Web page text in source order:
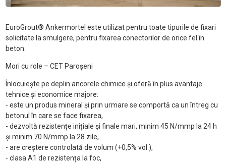
EuroGrout® Ankermortel este utilizat pentru toate tipurile de fixari
solicitate la smulgere, pentru fixarea conectorilor de orice fel în
beton.
Mori cu role – CET Paroșeni
Înlocuiește pe deplin ancorele chimice și oferă în plus avantaje
tehnice și economice majore:
- este un produs mineral și prin urmare se comportă ca un întreg cu
betonul în care se face fixarea,
- dezvoltă rezistențe inițiale și finale mari, minim 45 N/mmp la 24 h
și minim 70 N/mmp la 28 zile,
- are creștere controlată de volum (+0,5% vol.),
- clasa A1 de rezistența la foc,